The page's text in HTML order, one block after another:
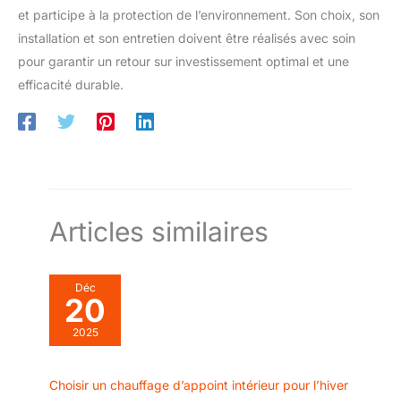
et participe à la protection de l’environnement. Son choix, son
installation et son entretien doivent être réalisés avec soin
pour garantir un retour sur investissement optimal et une
efficacité durable.
Articles similaires
Déc
20
2025
Choisir un chauffage d’appoint intérieur pour l’hiver